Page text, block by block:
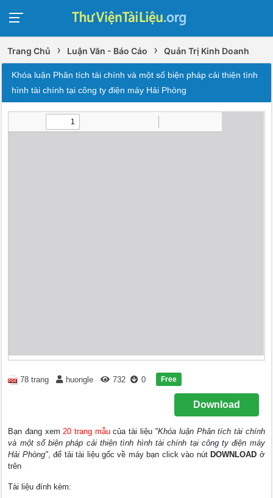
Trang Chủ › Luận Văn - Báo Cáo › Quản Trị Kinh Doanh
Khóa luận Phân tích tài chính và một số biện pháp cải thiện tình
hình tài chính tại công ty điện máy Hải Phòng
78 trang huongle 732 0 Free
Download
Bạn đang xem20 trang mẫucủa tài liệu "Khóa luận Phân tích tài chính
và một số biện pháp cải thiện tình hình tài chính tại công ty điện máy
Hải Phòng", để tải tài liệu gốc về máy bạn click vào nút DOWNLOAD ở
trên
Tài liệu đính kèm: